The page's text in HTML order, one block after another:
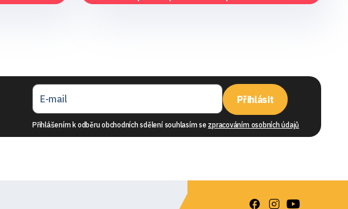
Přihlásit
Přihlášením k odběru obchodních sdělení souhlasím se zpracováním osobních údajů